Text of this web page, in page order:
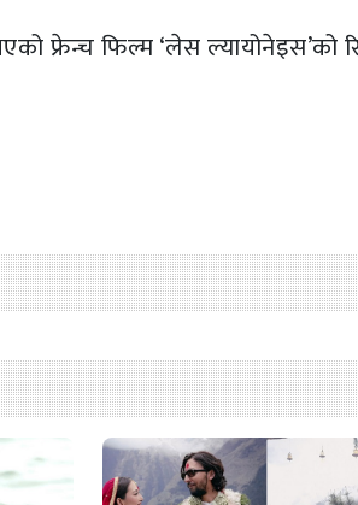
फ्रेन्च फिल्म ‘लेस ल्यायोनेइस’को